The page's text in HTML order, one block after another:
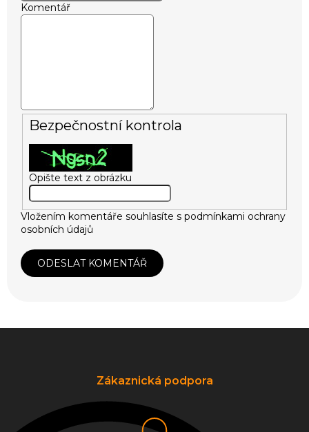
Komentář
Bezpečnostní kontrola
Opište text z obrázku
Vložením komentáře souhlasíte s podmínkami ochrany
osobních údajů
ODESLAT KOMENTÁŘ
Zákaznická podpora